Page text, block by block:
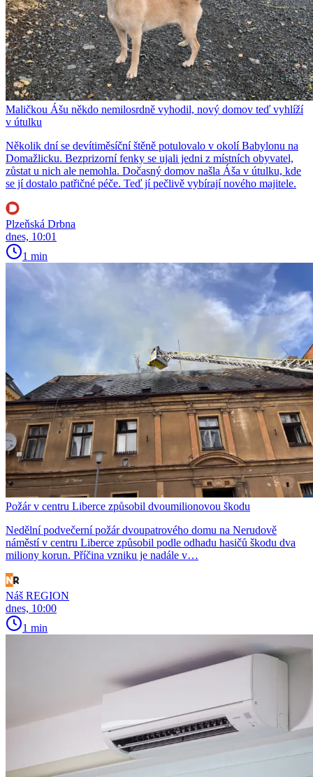
Maličkou Ášu někdo nemilosrdně vyhodil, nový domov teď vyhlíží
v útulku
Několik dní se devítiměsíční štěně potulovalo v okolí Babylonu na
Domažlicku. Bezprizorní fenky se ujali jedni z místních obyvatel,
zůstat u nich ale nemohla. Dočasný domov našla Áša v útulku, kde
se jí dostalo patřičné péče. Teď jí pečlivě vybírají nového majitele.
Plzeňská Drbna
dnes, 10:01
1 min
Požár v centru Liberce způsobil dvoumilionovou škodu
Nedělní podvečerní požár dvoupatrového domu na Nerudově
náměstí v centru Liberce způsobil podle odhadu hasičů škodu dva
miliony korun. Příčina vzniku je nadále v…
Náš REGION
dnes, 10:00
1 min